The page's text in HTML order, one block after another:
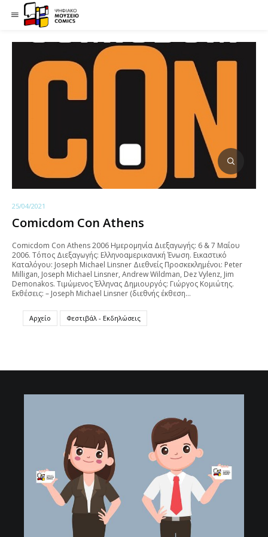
25/04/2021
Comicdom Con Athens
Comicdom Con Athens 2006 Ημερομηνία Διεξαγωγής: 6 & 7 Mαΐου
2006. Τόπος Διεξαγωγής: Ελληνοαμερικανική Ένωση. Εικαστικό
Καταλόγου: Joseph Michael Linsner Διεθνείς Προσκεκλημένοι: Peter
Milligan, Joseph Michael Linsner, Andrew Wildman, Dez Vylenz, Jim
Demonakos. Τιμώμενος Έλληνας Δημιουργός: Γιώργος Κομιώτης.
Εκθέσεις: – Joseph Michael Linsner (διεθνής έκθεση…
Αρχείο Φεστιβάλ - Εκδηλώσεις